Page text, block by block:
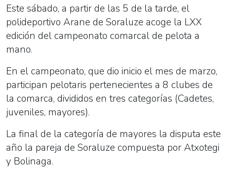
Este sábado, a partir de las 5 de la tarde, el
polideportivo Arane de Soraluze acoge la LXX
edición del campeonato comarcal de pelota a
mano.
En el campeonato, que dio inicio el mes de marzo,
participan pelotaris pertenecientes a 8 clubes de
la comarca, divididos en tres categorías (Cadetes,
juveniles, mayores).
La final de la categoría de mayores la disputa este
año la pareja de Soraluze compuesta por Atxotegi
y Bolinaga.